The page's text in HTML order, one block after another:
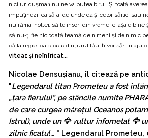
nici un dușman nu ne va putea birui. Și toată
împuținezi, ca să ai de unde da și celor săraci sau
nu rămâi holtei, să te însori din vreme, c-așa e bine
să nu-ți fie niciodată teamă de nimeni și de nimic
că la urgie toate cele din jurul tău îți vor sări în
viteaz și neînfricat...
Nicolae Densușianu, îl citează pe
"Legendarul titan Prometeu a fost
„țara fierului”, pe stâncile numite
de care curgea mărețul Oceanos
Istrul), unde un 🦅 vultur înfometat🦅
zilnic ficatul… " Legendarul Prometeu,